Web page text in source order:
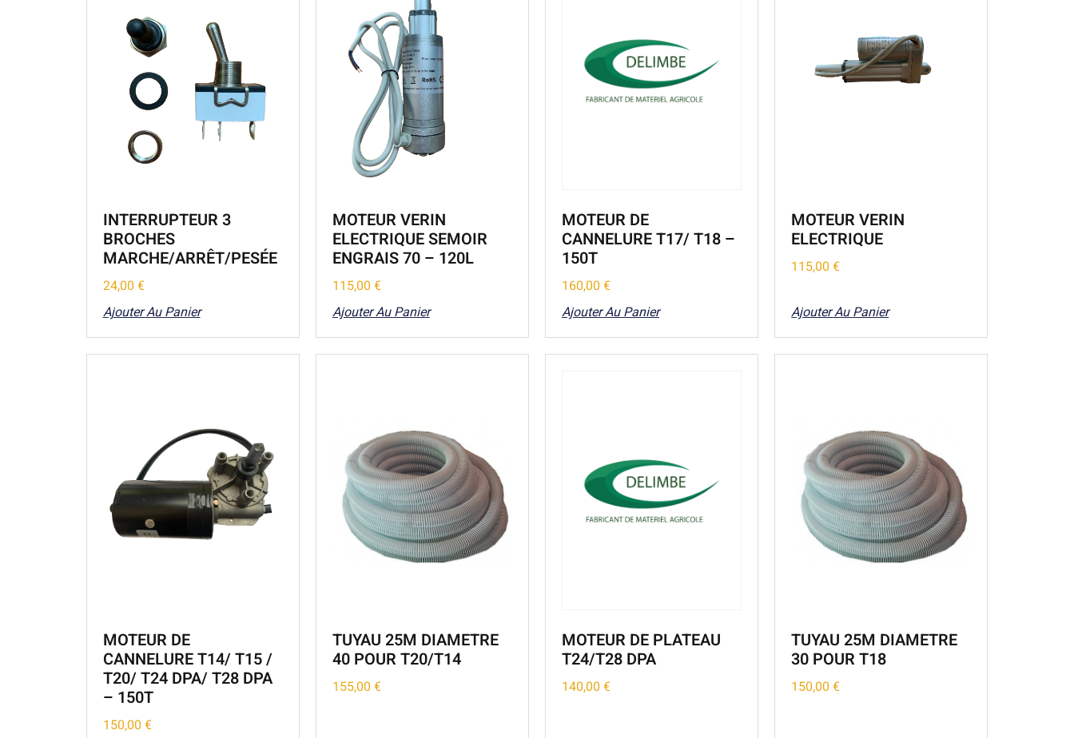
INTERRUPTEUR 3
BROCHES
MARCHE/ARRÊT/PESÉE
24,00 €
Ajouter Au Panier
MOTEUR VERIN
ELECTRIQUE SEMOIR
ENGRAIS 70 – 120L
115,00 €
Ajouter Au Panier
MOTEUR DE
CANNELURE T17/ T18 –
150T
160,00 €
Ajouter Au Panier
MOTEUR VERIN
ELECTRIQUE
115,00€
Ajouter Au Panier
MOTEUR DE
CANNELURE T14/ T15 /
T20/ T24 DPA/ T28 DPA
– 150T
150,00 €
TUYAU 25M DIAMETRE
40 POUR T20/T14
155,00 €
MOTEUR DE PLATEAU
T24/T28 DPA
140,00 €
TUYAU 25M DIAMETRE
30 POUR T18
150,00€